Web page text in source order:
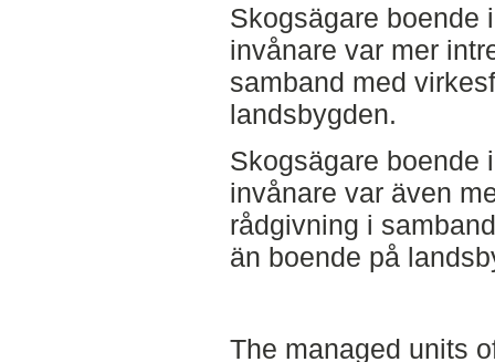
Skogsägare boende
invånare var mer
samband med
landsbygden.
Skogsägare boende
invånare var även
rådgivning i
än boende på
The managed units